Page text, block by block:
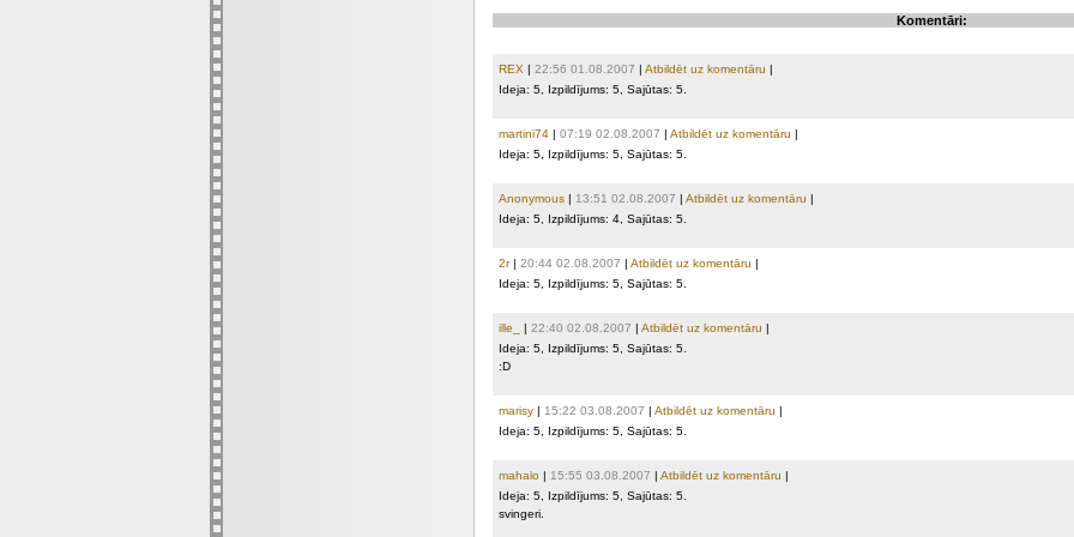
Komentāri:
REX| 22:56 01.08.2007 Atbildēt uz komentāru
Ideja: 5, Izpildījums: 5, Sajūtas: 5.
martini74| 07:19 02.08.2007 Atbildēt uz komentāru
Ideja: 5, Izpildījums: 5, Sajūtas: 5.
Anonymous| 13:51 02.08.2007 Atbildēt uz komentāru
Ideja: 5, Izpildījums: 4, Sajūtas: 5.
2r| 20:44 02.08.2007 Atbildēt uz komentāru
Ideja: 5, Izpildījums: 5, Sajūtas: 5.
ille_ 22:40 02.08.2007 Atbildēt uz komentāru
Ideja: 5, Izpildījums: 5, Sajūtas: 5.
:D
marisy| 15:22 03.08.2007 Atbildēt uz komentāru
Ideja: 5, Izpildījums: 5, Sajūtas: 5.
mahalo| 15:55 03.08.2007 Atbildēt uz komentāru
Ideja: 5, Izpildījums: 5, Sajūtas: 5.
svingeri.